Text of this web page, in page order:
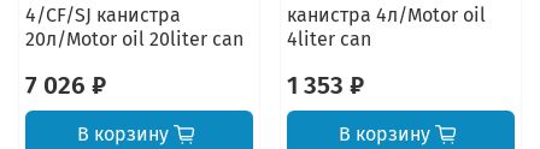
4/CF/SJ канистра
20л/Motor oil 20liter can
7 026 ₽
В корзину
канистра 4л/Motor oil
4liter can
1 353 ₽
В корзину